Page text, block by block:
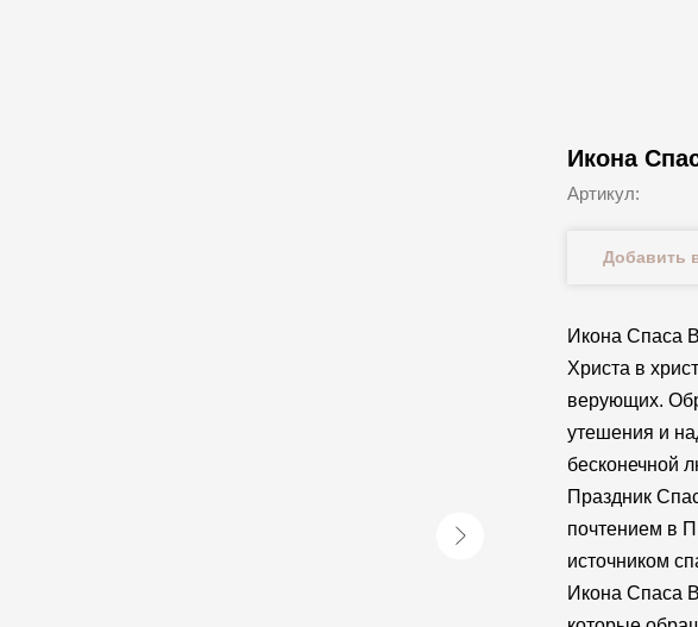
Икона
Артикул:
Добавить
Икона Спаса
Христа в
верующих.
утешения и
бесконечной
Праздник
почтением в
источником
Икона Спаса